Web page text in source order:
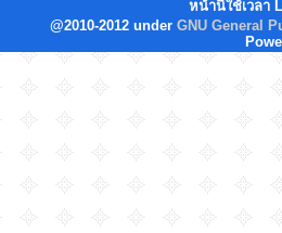
หน้านี้ใช้เวลา
@2010-2012 under GNU General